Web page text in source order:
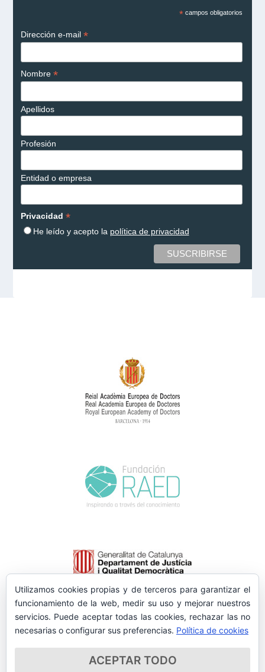
*campos obligatorios
Dirección e-mail *
Nombre *
Apellidos
Profesión
Entidad o empresa
Privacidad *
He leído y acepto la política de privacidad
Utilizamos cookies propias y de terceros para garantizar el
funcionamiento de la web, medir su uso y mejorar nuestros
servicios. Puede aceptar todas las cookies, rechazar las no
necesarias o configurar sus preferencias. Política de cookies
ACEPTAR TODO